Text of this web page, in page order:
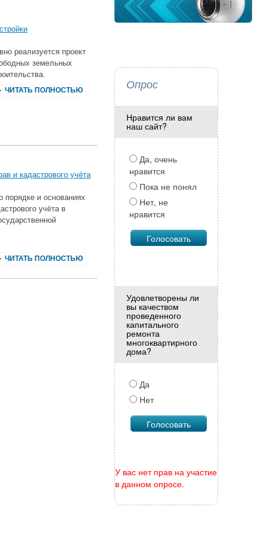
реализуется проект
земельных
ЧИТАТЬ ПОЛНОСТЬЮ
и кадастрового учёта
и основаниях
учёта в
ЧИТАТЬ ПОЛНОСТЬЮ
Опрос
Нравится ли вам
наш сайт?
Да, очень
нравится
Пока не понял
Нет, не
нравится
Удовлетворены ли
вы качеством
проведенного
капитального
ремонта
многоквартирного
дома?
Да
Нет
У вас нет прав на участие
в данном опросе.